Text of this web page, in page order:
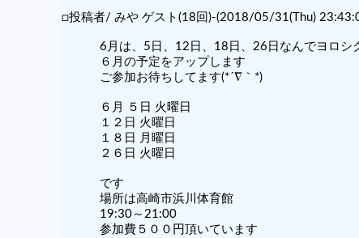
□投稿者/ みや ゲスト(18回)-(2018/05/31(Thu)
6月は、5日、12日、18日、26日なんでヨロシ
６月の予定をアップします
ご参加お待ちしてます(*´∇｀*)
６月 ５日 火曜日
１２日 火曜日
１８日 月曜日
２６日 火曜日
です
場所は高崎市浜川体育館
19:30～21:00
参加費５００円頂いています